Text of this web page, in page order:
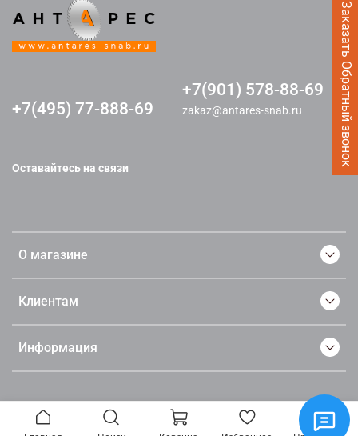
Заказать Обратный звонок
О магазине
Клиентам
Информация
+7(495) 77-888-69
+7(901) 578-88-69
zakaz@antares-snab.ru
Оставайтесь на связи